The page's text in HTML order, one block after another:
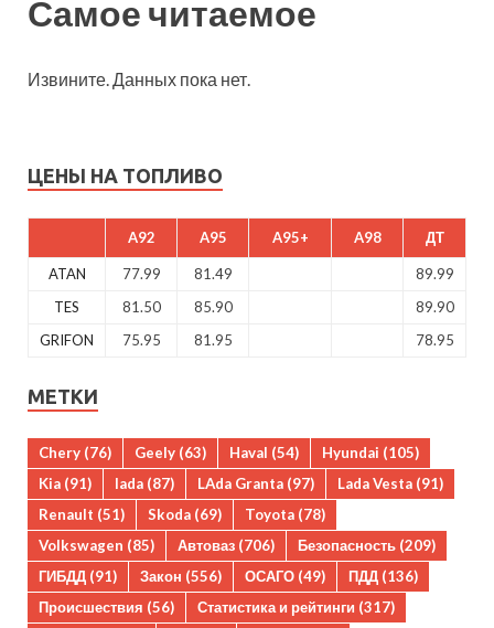
Самое читаемое
Извините. Данных пока нет.
ЦЕНЫ НА ТОПЛИВО
A92 A95 A95+ A98 ДТ
ATAN 77.99 81.49
89.99
TES
81.50 85.90
89.90
GRIFON
75.95 81.95 78.95
МЕТКИ
Chery (76) Geely (63) Haval (54) Hyundai (105)
Kia (91) lada (87) LAda Granta (97) Lada Vesta (91)
Renault (51) Skoda (69) Toyota (78)
Volkswagen (85) Автоваз (706) Безопасность (209)
ГИБДД (91) Закон (556) ОСАГО (49) ПДД (136)
Происшествия (56) Статистика и рейтинги (317)